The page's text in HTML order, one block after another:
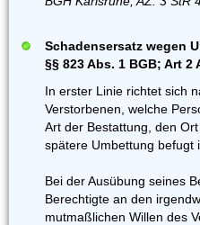
Schadensersatz wegen
§§ 823 Abs. 1 BGB; Art 2
In erster Linie richtet sich
Verstorbenen, welche
Art der Bestattung, den
spätere Umbettung befugt
Bei der Ausübung seines
Berechtigte an den
mutmaßlichen Willen des